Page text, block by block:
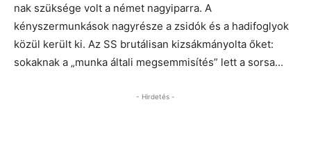
nak szüksége volt a német nagyiparra. A
kényszermunkások nagyrésze a zsidók és a hadifoglyok
közül került ki. Az SS brutálisan kizsákmányolta őket:
sokaknak a „munka általi megsemmisítés” lett a sorsa…
- Hirdetés -